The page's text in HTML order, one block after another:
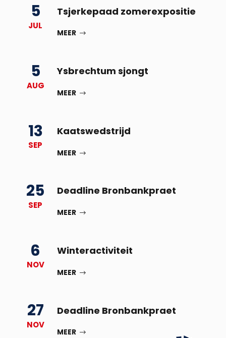
5
JUL
Tsjerkepaad zomerexpositie
MEER
5
AUG
Ysbrechtum sjongt
MEER
13
SEP
Kaatswedstrijd
MEER
25
SEP
Deadline Bronbankpraet
MEER
6
NOV
Winteractiviteit
MEER
27
NOV
Deadline Bronbankpraet
MEER